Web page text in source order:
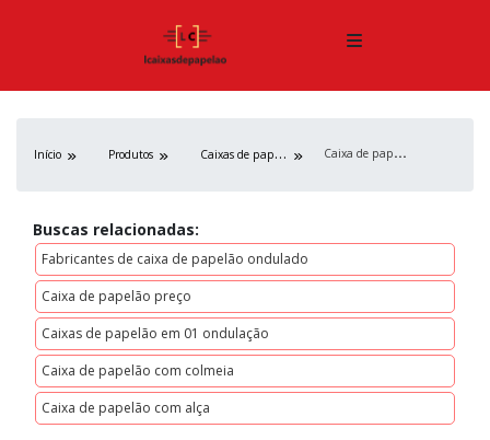
Início Produtos C
aixas de papelão C
aixa de papelão com tampa grande
Buscas relacionadas:
Fabricantes de caixa de papelão ondulado
Caixa de papelão preço
Caixas de papelão em 01 ondulação
Caixa de papelão com colmeia
Caixa de papelão com alça